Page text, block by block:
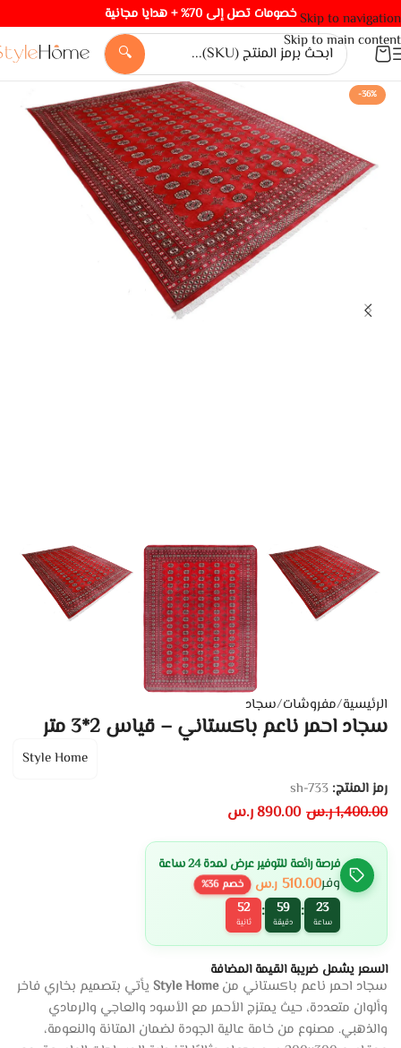
Skip to navigation
Skip to main content
خصومات تصل إلى 70% + هدايا مجانية
🔍
-36%
الرئيسية/مفروشات/سجاد
سجاد احمر ناعم باكستاني – قياس 2*3 متر
Style Home
رمز المنتج: sh-733
1,400.00ر.س 890.00ر.س
فرصة رائعة للتوفير عرض لمدة 24 ساعة
وفر510.00 ر.س خصم36
%
23
ساعة :
59
دقيقة :
52
ثانية
السعر يشمل ضريبة القيمة المضافة
سجاد احمر ناعم باكستاني منStyle Home يأتي بتصميم بخاري فاخر
وألوان متعددة، حيث يمتزج الأحمر مع الأسود والعاجي والرمادي
والذهبي. مصنوع من خامة عالية الجودة لضمان المتانة والنعومة،